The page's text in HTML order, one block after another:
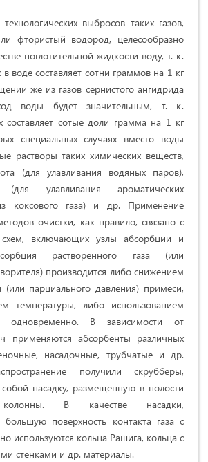
выбросов таких газов,
фтористый водород, целесообразно
поглотительной жидкости воду, т. к.
в воде составляет сотни граммов на 1 кг
же из газов сернистого ангидрида
воды будет значительным, т. к.
составляет сотые доли грамма на 1 кг
специальных случаях вместо воды
растворы таких химических веществ,
(для улавливания водяных паров),
улавливания ароматических
коксового газа) и др. Применение
очистки, как правило, связано с
схем, включающих узлы абсорбции и
растворенного газа (или
производится либо снижением
парциального давления) примеси,
температуры, либо использованием
одновременно. В зависимости от
применяются абсорбенты различных
насадочные, трубчатые и др.
получили скрубберы,
насадку, размещенную в полости
колонны. В качестве насадки,
поверхность контакта газа с
используются кольца Рашига, кольца с
стенками и др. материалы.